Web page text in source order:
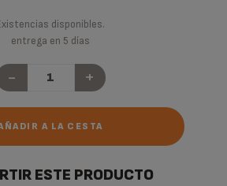
disponibles.
entrega en 5 días
- +
A LA CESTA
ESTE PRODUCTO